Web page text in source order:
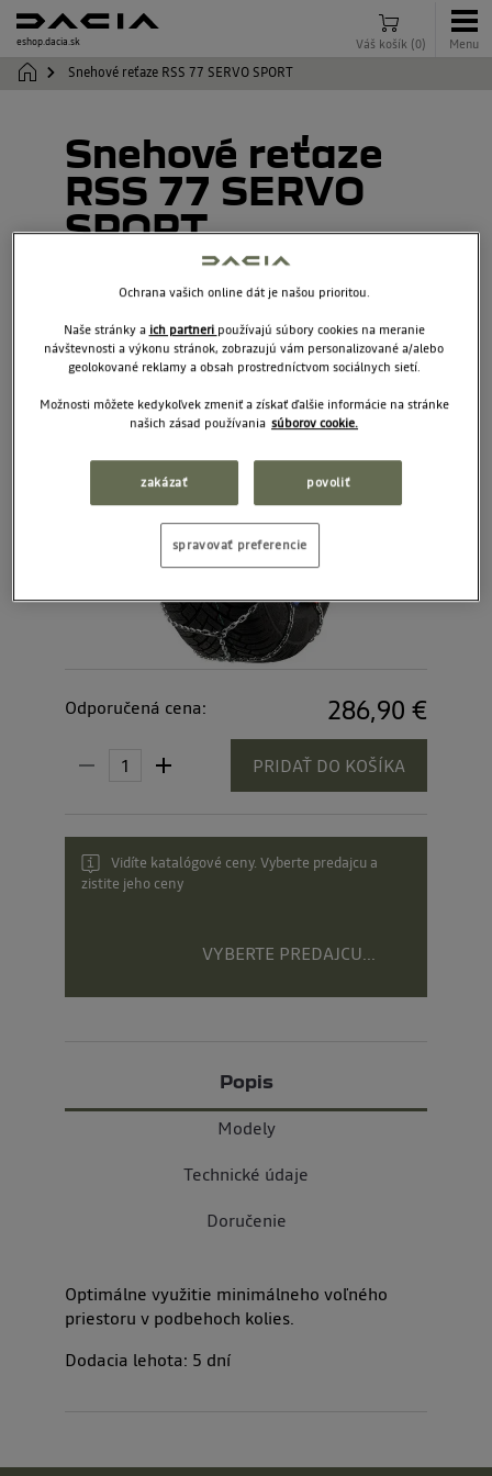
eshop.dacia.sk Váš košík (0) Menu
Snehové reťaze RSS 77 SERVO SPORT
Snehové reťaze
RSS 77 SERVO
SPORT
Odporučená cena: 286,90 €
PRIDAŤ DO KOŠÍKA
Vidíte katalógové ceny. Vyberte predajcu a
zistite jeho ceny
VYBERTE PREDAJCU...
Popis
Modely
Technické údaje
Doručenie
Optimálne využitie minimálneho voľného
priestoru v podbehoch kolies.
Dodacia lehota: 5 dní
Ochrana vašich online dát je našou prioritou.
Naše stránky a ich partneri používajú súbory cookies na meranie
návštevnosti a výkonu stránok, zobrazujú vám personalizované a/alebo
geolokované reklamy a obsah prostredníctvom sociálnych sietí.
Možnosti môžete kedykoľvek zmeniť a získať ďalšie informácie na stránke
našich zásad používania súborov cookie.
zakázať povoliť
spravovať preferencie